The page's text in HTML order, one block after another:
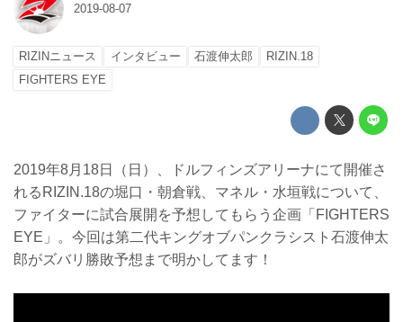
2019-08-07
RIZINニュース インタビュー 石渡伸太郎
RIZIN.18
FIGHTERS EYE
2019年8月18日（日）、ドルフィンズアリーナにて開催さ
れるRIZIN.18の堀口・朝倉戦、マネル・水垣戦について、
ファイターに試合展開を予想してもらう企画「FIGHTERS
EYE」。今回は第二代キングオブパンクラシスト石渡伸太
郎がズバリ勝敗予想まで明かしてます！